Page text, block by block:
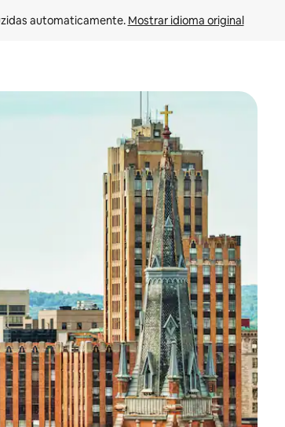
automaticamente. Mostrar idioma original
e para baixo do teclado ou tocando e deslizando o